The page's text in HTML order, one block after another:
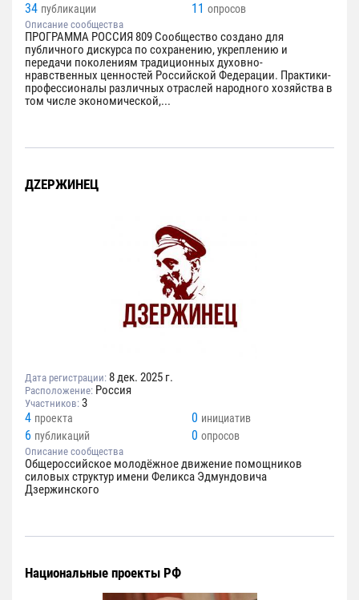
34 публикации 11 опросов
Описание сообщества
ПРОГРАММА РОССИЯ 809 Сообщество создано для
публичного дискурса по сохранению, укреплению и
передачи поколениям традиционных духовно-
нравственных ценностей Российской Федерации. Практики-
профессионалы различных отраслей народного хозяйства в
том числе экономической,...
ДZЕРЖИНЕЦ
Дата регистрации: 8 дек. 2025 г.
Расположение: Россия
Участников: 3
4 проекта 0 инициатив
6 публикаций 0 опросов
Описание сообщества
Общероссийское молодёжное движение помощников
силовых структур имени Феликса Эдмундовича
Дзержинского
Национальные проекты РФ